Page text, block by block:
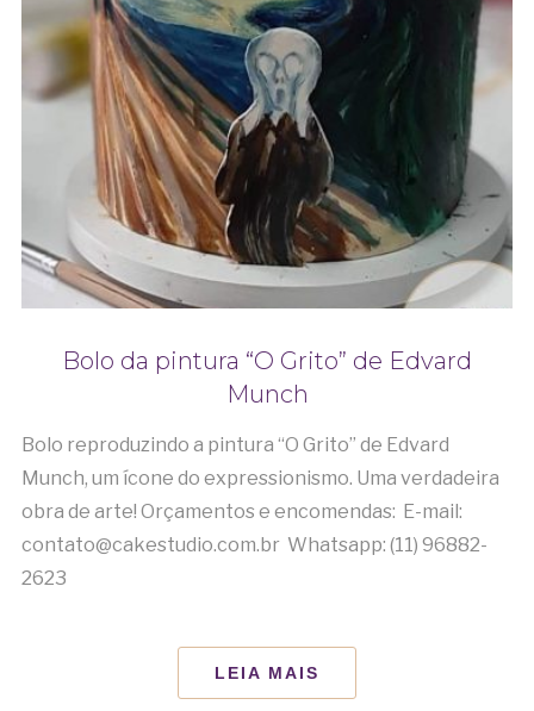
Bolo da pintura “O Grito” de Edvard
Munch
Bolo reproduzindo a pintura “O Grito” de Edvard
Munch, um ícone do expressionismo. Uma verdadeira
obra de arte! Orçamentos e encomendas: E-mail:
contato@cakestudio.com.br Whatsapp: (11) 96882-
2623
LEIA MAIS